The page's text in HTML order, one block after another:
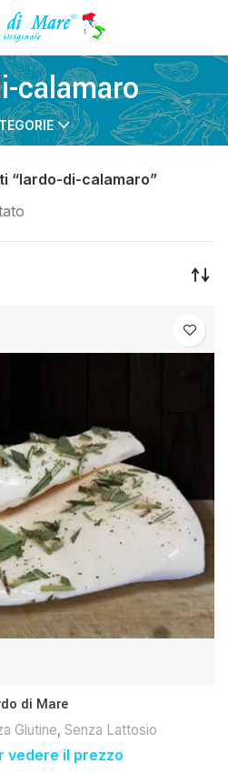
calamaro
“lardo-di-calamaro”
di Mare
Glutine, Senza Lattosio
vedere il prezzo